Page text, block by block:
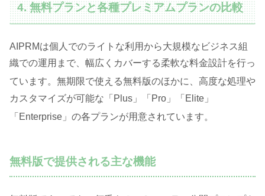
4. 無料プランと各種プレミアムプランの比較
AIPRMは個人でのライトな利用から大規模なビジネス組
織での運用まで、幅広くカバーする柔軟な料金設計を行っ
ています。無期限で使える無料版のほかに、高度な処理や
カスタマイズが可能な「Plus」「Pro」「Elite」
「Enterprise」の各プランが用意されています。
無料版で提供される主な機能